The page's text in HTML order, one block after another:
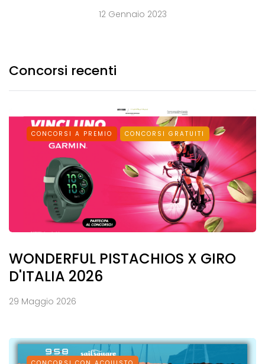
12 Gennaio 2023
Concorsi recenti
CONCORSI A PREMIO CONCORSI GRATUITI
WONDERFUL PISTACHIOS X GIRO
D'ITALIA 2026
29 Maggio 2026